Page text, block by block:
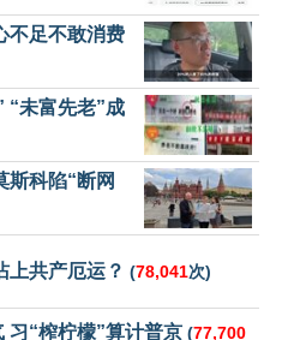
不足不敢消费
“未富先老”成
斯科陷“断网
上共产厄运？ (78,041次)
习“榨柠檬”算计普京 (77,700